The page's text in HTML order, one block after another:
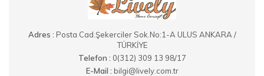
Adres : Posta Cad.Şekerciler Sok.No:1-A ULUS ANKARA /
TÜRKİYE
Telefon : 0(312) 309 13 98/17
E-Mail : bilgi@lively.com.tr